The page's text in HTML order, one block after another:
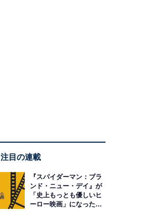
注目の連載
『スパイダーマン：ブラ
ンド・ニュー・デイ』が
「史上もっとも優しいヒ
ーロー映画」になった理